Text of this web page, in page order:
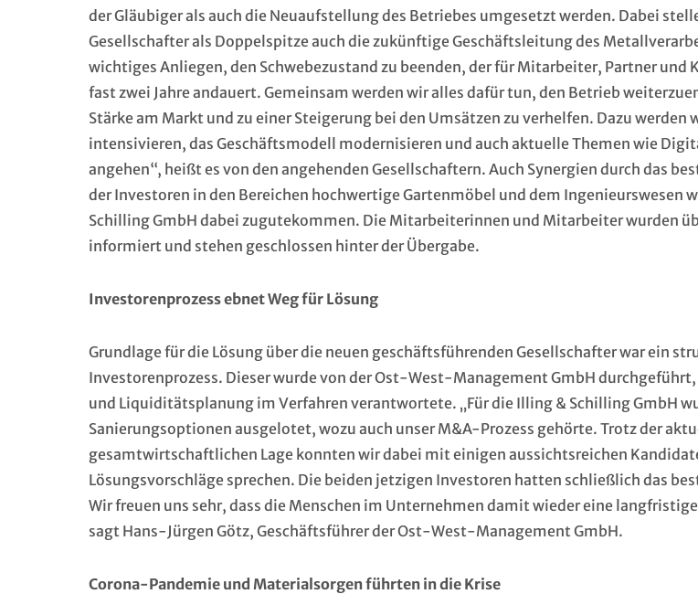
der Gläubiger als auch die Neuaufstellung des Betriebes umgesetzt werden. Dabei
Gesellschafter als Doppelspitze auch die zukünftige Geschäftsleitung des
wichtiges Anliegen, den Schwebezustand zu beenden, der für Mitarbeiter, Partner
fast zwei Jahre andauert. Gemeinsam werden wir alles dafür tun, den Betrieb
Stärke am Markt und zu einer Steigerung bei den Umsätzen zu verhelfen. Dazu werden
intensivieren, das Geschäftsmodell modernisieren und auch aktuelle Themen wie
angehen“, heißt es von den angehenden Gesellschaftern. Auch Synergien durch das
der Investoren in den Bereichen hochwertige Gartenmöbel und dem Ingenieurswesen
Schilling GmbH dabei zugutekommen. Die Mitarbeiterinnen und Mitarbeiter wurden
informiert und stehen geschlossen hinter der Übergabe.
Investorenprozess ebnet Weg für Lösung
Grundlage für die Lösung über die neuen geschäftsführenden Gesellschafter war ein
Investorenprozess. Dieser wurde von der Ost-West-Management GmbH
und Liquiditätsplanung im Verfahren verantwortete. „Für die Illing & Schilling GmbH
Sanierungsoptionen ausgelotet, wozu auch unser M&A-Prozess gehörte. Trotz der
gesamtwirtschaftlichen Lage konnten wir dabei mit einigen aussichtsreichen
Lösungsvorschläge sprechen. Die beiden jetzigen Investoren hatten schließlich das
Wir freuen uns sehr, dass die Menschen im Unternehmen damit wieder eine
sagt Hans-Jürgen Götz, Geschäftsführer der Ost-West-Management GmbH.
Corona-Pandemie und Materialsorgen führten in die Krise